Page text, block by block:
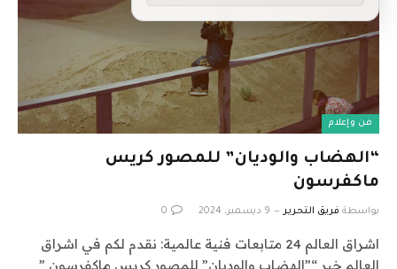
فن وإعلام
“الهضاب والوديان” للمصور كريس
ماكفرسون
بواسطة فريق التحرير 9 ديسمبر، 2024 0
اشراق العالم 24 متابعات فنية عالمية: نقدم لكم في اشراق
العالم خبر “”الهضاب والوديان” للمصور كريس ماكفرسون ”